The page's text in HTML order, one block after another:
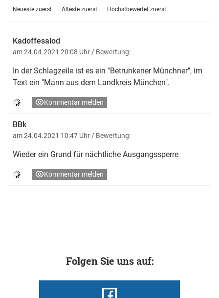
Neueste zuerst Älteste zuerst Höchstbewertet zuerst
Kadoffesalod
am 24.04.2021 20:08 Uhr / Bewertung:
In der Schlagzeile ist es ein "Betrunkener Münchner", im
Text ein "Mann aus dem Landkreis München".
Kommentar melden
BBk
am 24.04.2021 10:47 Uhr / Bewertung:
Wieder ein Grund für nächtliche Ausgangssperre
Kommentar melden
Folgen Sie uns auf: